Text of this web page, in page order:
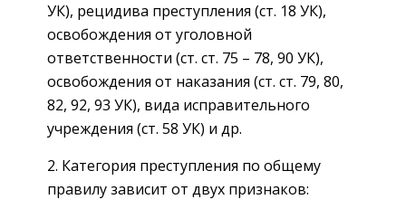
УК), рецидива преступления (ст. 18 УК),
освобождения от уголовной
ответственности (ст. ст. 75 – 78, 90 УК),
освобождения от наказания (ст. ст. 79, 80,
82, 92, 93 УК), вида исправительного
учреждения (ст. 58 УК) и др.
2. Категория преступления по общему
правилу зависит от двух признаков: